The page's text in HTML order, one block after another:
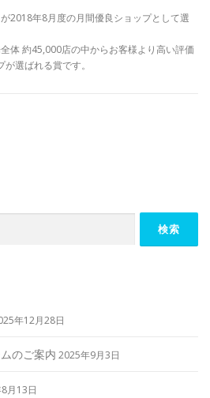
2018年8月度の月間優良ショップとして選
体 約45,000店の中からお客様より高い評価
選ばれる賞です。
年12月28日
のご案内 2025年9月3日
月13日